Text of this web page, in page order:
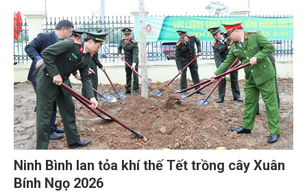
Ninh Bình lan tỏa khí thế Tết trồng cây Xuân
Bính Ngọ 2026